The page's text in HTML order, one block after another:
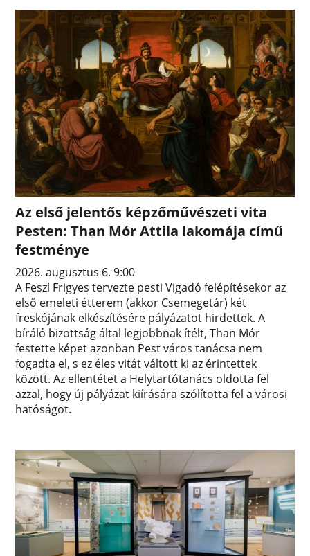
Az első jelentős képzőművészeti vita
Pesten: Than Mór Attila lakomája című
festménye
2026. augusztus 6. 9:00
A Feszl Frigyes tervezte pesti Vigadó felépítésekor az
első emeleti étterem (akkor Csemegetár) két
freskójának elkészítésére pályázatot hirdettek. A
bíráló bizottság által legjobbnak ítélt, Than Mór
festette képet azonban Pest város tanácsa nem
fogadta el, s ez éles vitát váltott ki az érintettek
között. Az ellentétet a Helytartótanács oldotta fel
azzal, hogy új pályázat kiírására szólította fel a városi
hatóságot.